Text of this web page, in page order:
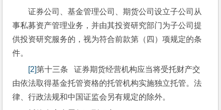
证券公司、基金管理公司、期货公司设立子公司从
事私募资产管理业务，并由其投资研究部门为子公司提
供投资研究服务的，视为符合前款第（四）项规定的条
件。
[2]第十三条   证券期货经营机构应当将受托财产交
由依法取得基金托管资格的托管机构实施独立托管。法
律、行政法规和中国证监会另有规定的除外。